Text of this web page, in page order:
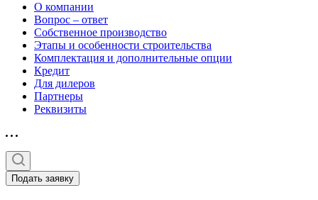
О компании
Вопрос – ответ
Собственное производство
Этапы и особенности строительства
Комплектация и дополнительные опции
Кредит
Для дилеров
Партнеры
Реквизиты
Подать заявку